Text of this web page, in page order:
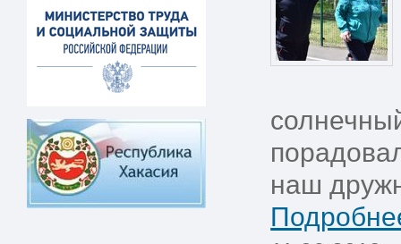
наш